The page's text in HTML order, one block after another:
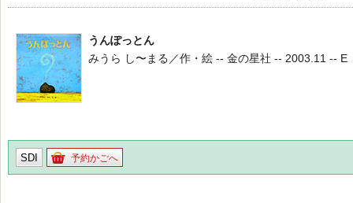
うんぽっとん
みうら し〜まる／作・絵 -- 金の星社 -- 2003.11 -- E
SDI 予約かごへ